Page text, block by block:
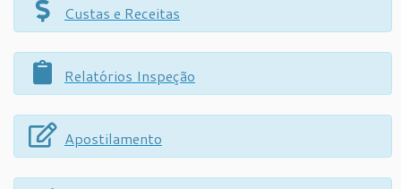
Custas e Receitas
Relatórios Inspeção
Apostilamento